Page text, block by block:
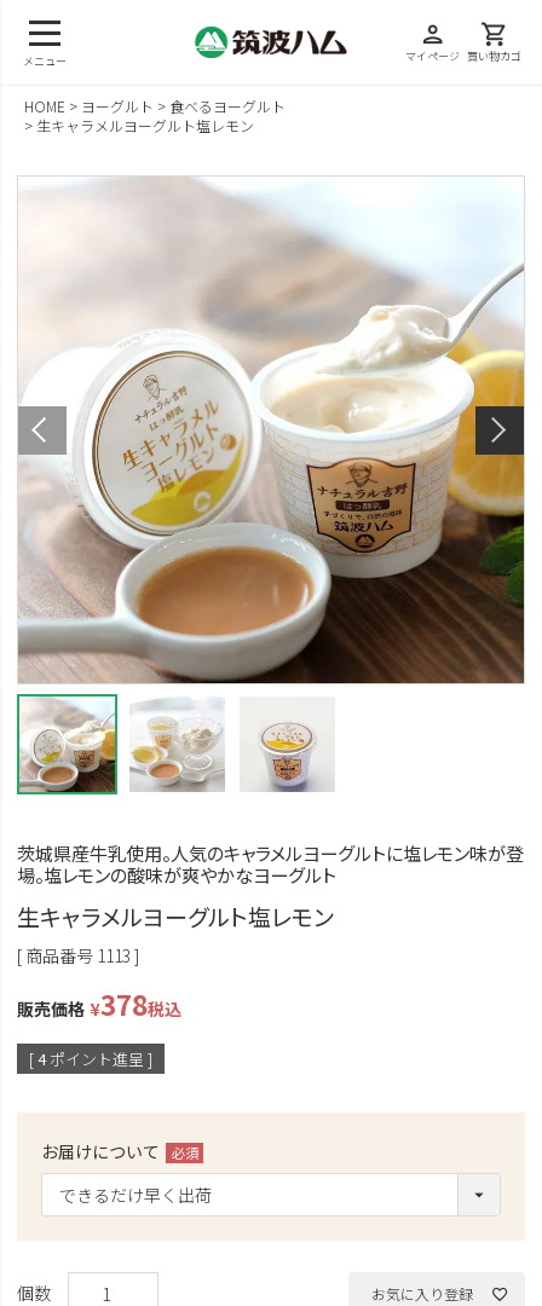
メニュー
person
マイページ
shopping_cart
買い物カゴ
HOME ヨーグルト
食べるヨーグルト
生キャラメルヨーグルト塩レモン
茨城県産牛乳使用。人気のキャラメルヨーグルトに塩レモン味が登
場。塩レモンの酸味が爽やかなヨーグルト
生キャラメルヨーグルト塩レモン
商品番号 1113
販売価格 ¥378税込
[4ポイント進呈 ]
お届けについて
(必
須)
お気に入り登録